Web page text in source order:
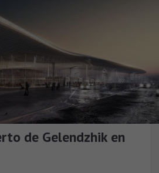
de Gelendzhik en